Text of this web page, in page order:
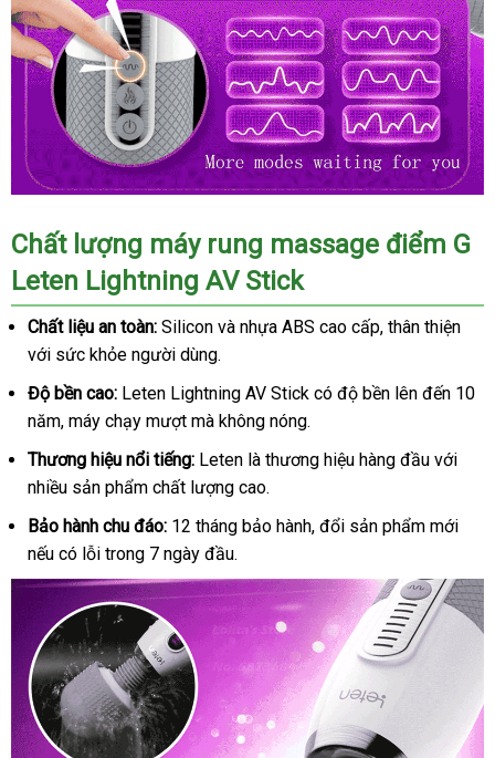
Chất lượng máy rung massage điểm G
Leten Lightning AV Stick
Chất liệu an toàn: Silicon và nhựa ABS cao cấp, thân thiện
với sức khỏe người dùng.
Độ bền cao: Leten Lightning AV Stick có độ bền lên đến 10
năm, máy chạy mượt mà không nóng.
Thương hiệu nổi tiếng: Leten là thương hiệu hàng đầu với
nhiều sản phẩm chất lượng cao.
Bảo hành chu đáo: 12 tháng bảo hành, đổi sản phẩm mới
nếu có lỗi trong 7 ngày đầu.